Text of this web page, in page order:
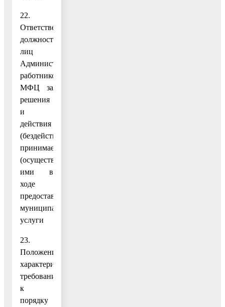
22.
Ответственность
должностных
лиц
Администрации,
работников
МФЦ за
решения
и
действия
(бездействие),
принимаемые
(осуществляемые)
ими в
ходе
предоставления
муниципальной
услуги
23.
Положения,
характеризующие
требования
к
порядку